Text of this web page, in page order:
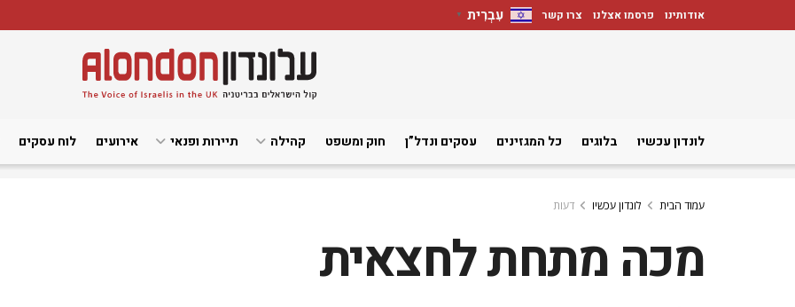
אודותינו פרסמו אצלנו צרו קשר עִבְרִית ▼
לונדון עכשיו בלוגים כל המגזינים עסקים ונדל”ן חוק ומשפט קהילה תיירות ופנאי אירועים לוח עסקים
עמוד הבית לונדון עכשיו דעות
מכה מתחת לחצאית